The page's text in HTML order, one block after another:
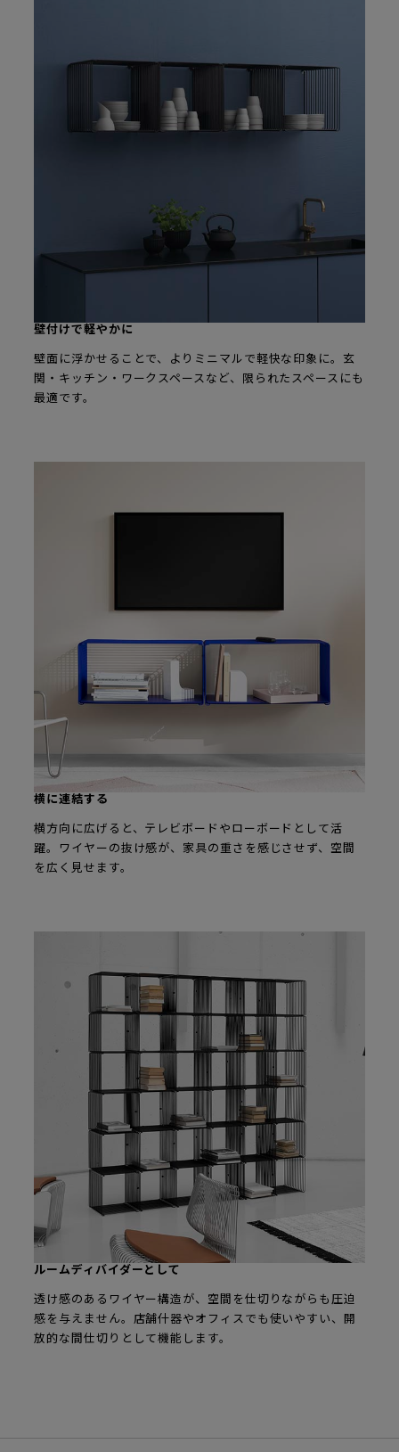
壁付けで軽やかに
壁面に浮かせることで、よりミニマルで軽快な印象に。玄
関・キッチン・ワークスペースなど、限られたスペースにも
最適です。
横に連結する
横方向に広げると、テレビボードやローボードとして活
躍。ワイヤーの抜け感が、家具の重さを感じさせず、空間
を広く見せます。
ルームディバイダーとして
透け感のあるワイヤー構造が、空間を仕切りながらも圧迫
感を与えません。店舗什器やオフィスでも使いやすい、開
放的な間仕切りとして機能します。